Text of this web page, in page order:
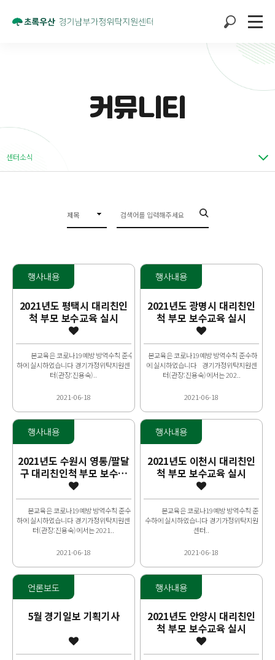
커뮤니티
센터소식
행사내용
2021년도 평택시 대리친인
척 부모 보수교육 실시
본교육은 코로나19예방 방역수칙 준수
하에 실시하였습니다 경기가정위탁지원센
터(관장:진용숙)..
2021-06-18
행사내용
2021년도 광명시 대리친인
척 부모 보수교육 실시
본교육은 코로나19예방 방역수칙 준수하
에 실시하였습니다 경기가정위탁지원센
터(관장:진용숙)에서는 202..
2021-06-18
행사내용
2021년도 수원시 영통/팔달
구 대리친인척 부모 보수교
육 실시
본교육은 코로나19예방 방역수칙 준수
하에 실시하였습니다 경기가정위탁지원센
터(관장:진용숙)에서는 2021..
2021-06-18
행사내용
2021년도 이천시 대리친인
척 부모 보수교육 실시
수하에 실시하였습니다 경기가정위탁지원
센터..
2021-06-18
언론보도
5월 경기일보 기획기사
행사내용
2021년도 안양시 대리친인
척 부모 보수교육 실시